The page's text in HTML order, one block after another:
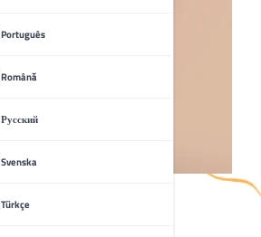
Português
Română
Русский
Svenska
Türkçe